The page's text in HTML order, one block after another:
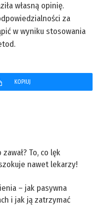
własną opinię.
za
w wyniku stosowania
KOPIUJ
To, co lęk
nawet lekarzy!
– jak pasywna
i jak ją zatrzymać